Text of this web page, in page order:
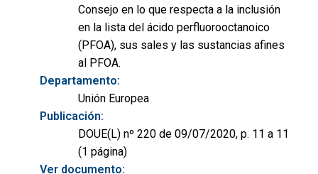
Consejo en lo que respecta a la inclusión
en la lista del ácido perfluorooctanoico
(PFOA), sus sales y las sustancias afines
al PFOA.
Departamento:
Unión Europea
Publicación:
DOUE(L) nº 220 de 09/07/2020, p. 11 a 11
(1 página)
Ver documento: